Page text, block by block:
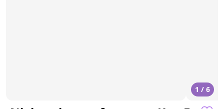
1 / 6